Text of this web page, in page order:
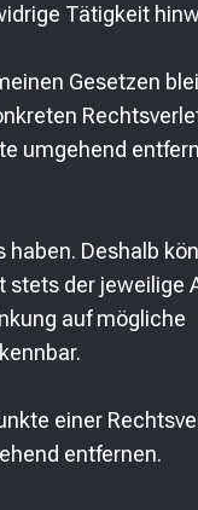
Tätigkeit
Gesetzen
umgehend
Deshalb
stets der jeweilige
auf mögliche
einer
entfernen.